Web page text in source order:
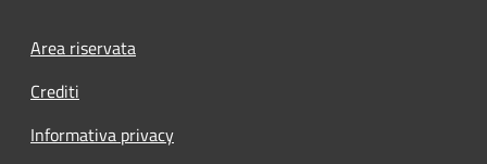
Footer menu
Area riservata
Crediti
Informativa privacy